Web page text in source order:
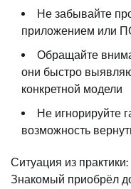
Не забывайте
приложением или
Обращайте
они быстро
конкретной модели
Не игнорируйте
возможность
Ситуация из практики:
Знакомый приобрёл